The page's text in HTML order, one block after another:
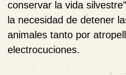
conservar la vida
la necesidad de detener
animales tanto por
electrocuciones.